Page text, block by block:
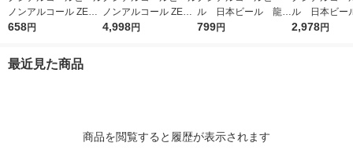
ノンアルコール ZERO
350ml 1セット(6本)
コ限定】 オリジナル
658円
ノンアルコール ZERO
缶 350ml 2ケース（4
4,998円
ル 日本ビール 龍馬
1865 350ml 1パッ
799円
ル 日本ビー
1865
2,978円
最近見た商品
商品を閲覧すると履歴が表示されます